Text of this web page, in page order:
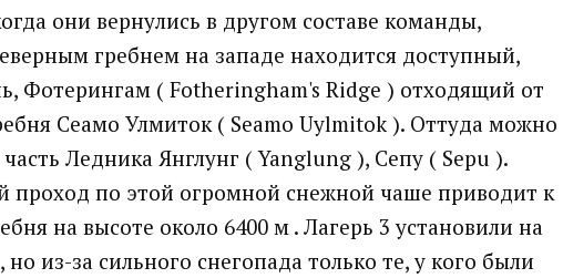
они вернулись в другом составе команды,
гребнем на западе находится доступный,
Фотерингам ( Fotheringham's Ridge ) отходящий от
Сеамо Улмиток ( Seamo Uylmitok ). Оттуда можно
Ледника Янглунг ( Yanglung ), Сепу ( Sepu ).
проход по этой огромной снежной чаше приводит к
на высоте около 6400 м . Лагерь 3 установили на
из-за сильного снегопада только те, у кого были